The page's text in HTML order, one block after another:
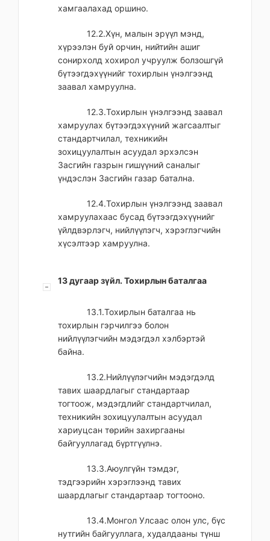
хамгаалахад оршино.
12.2.Хүн, малын эрүүл мэнд,
хүрээлэн буй орчин, нийтийн ашиг
сонирхолд хохирол учруулж болзошгүй
бүтээгдэхүүнийг тохирлын үнэлгээнд
заавал хамруулна.
12.3.Тохирлын үнэлгээнд заавал
хамруулах бүтээгдэхүүний жагсаалтыг
стандартчилал, техникийн
зохицуулалтын асуудал эрхэлсэн
Засгийн газрын гишүүний саналыг
үндэслэн Засгийн газар батална.
12.4.Тохирлын үнэлгээнд заавал
хамруулахаас бусад бүтээгдэхүүнийг
үйлдвэрлэгч, нийлүүлэгч, хэрэглэгчийн
хүсэлтээр хамруулна.
13 дугаар зүйл. Тохирлын баталгаа
13.1.Тохирлын баталгаа нь
тохирлын гэрчилгээ болон
нийлүүлэгчийн мэдэгдэл хэлбэртэй
байна.
13.2.Нийлүүлэгчийн мэдэгдэлд
тавих шаардлагыг стандартаар
тогтоож, мэдэгдлийг стандартчилал,
техникийн зохицуулалтын асуудал
хариуцсан төрийн захиргааны
байгууллагад бүртгүүлнэ.
13.3.Аюулгүйн тэмдэг,
тэдгээрийн хэрэглээнд тавих
шаардлагыг стандартаар тогтооно.
13.4.Монгол Улсаас олон улс, бүс
нутгийн байгууллага, худалдааны түнш